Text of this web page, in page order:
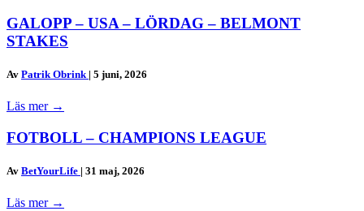
GALOPP – USA – LÖRDAG – BELMONT
STAKES
Av Patrik Obrink | 5 juni, 2026
Läs mer →
FOTBOLL – CHAMPIONS LEAGUE
Av BetYourLife | 31 maj, 2026
Läs mer →